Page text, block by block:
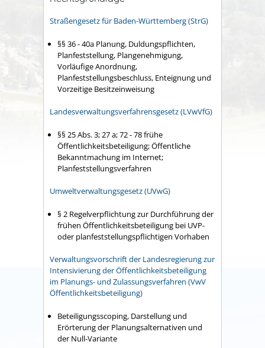
Straßengesetz für Baden-Württemberg (StrG)
§§ 36 - 40a Planung, Duldungspflichten,
Planfeststellung, Plangenehmigung,
Vorläufige Anordnung,
Planfeststellungsbeschluss, Enteignung und
Vorzeitige Besitzeinweisung
Landesverwaltungsverfahrensgesetz (LVwVfG)
§§ 25 Abs. 3; 27 a; 72 - 78frühe
Öffentlichkeitsbeteiligung; Öffentliche
Bekanntmachung im Internet;
Planfeststellungsverfahren
Umweltverwaltungsgesetz (UVwG)
§ 2 Regelverpflichtung zur Durchführung der
frühen Öffentlichkeitsbeteiligung bei UVP-
oder planfeststellungspflichtigen Vorhaben
Verwaltungsvorschrift der Landesregierung zur
Intensivierung der Öffentlichkeitsbeteiligung
im Planungs- und Zulassungsverfahren (VwV
Öffentlichkeitsbeteiligung)
Beteiligungsscoping, Darstellung und
Erörterung der Planungsalternativen und
der Null-Variante